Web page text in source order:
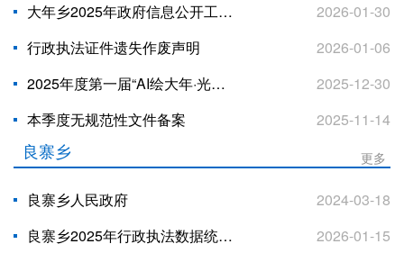
大年乡2025年政府信息公开工作年度报告
2026-01-30
行政执法证件遗失作废声明
2026-01-06
2025年度第一届“AI绘大年·光影展特色”短视频创意大赛优秀作品名单公布
2025-12-30
本季度无规范性文件备案
2025-11-14
良寨乡 更多
良寨乡人民政府
2024-03-18
良寨乡2025年行政执法数据统计年报表
2026-01-15